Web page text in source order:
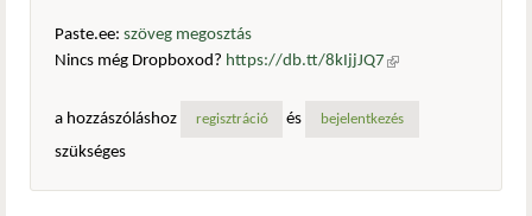
Paste.ee: szöveg megosztás
Nincs még Dropboxod? https://db.tt/8kIjjJQ7 (külső
a hozzászóláshoz
regisztráció és bejelentkezés
szükséges